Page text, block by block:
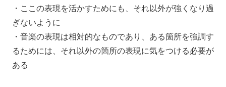
・ここの表現を活かすためにも、それ以外が強くなり過
ぎないように
・音楽の表現は相対的なものであり、ある箇所を強調す
るためには、それ以外の箇所の表現に気をつける必要が
ある